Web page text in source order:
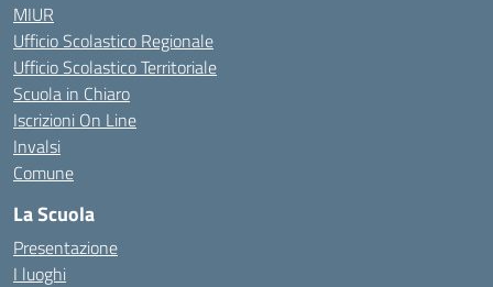
MIUR
Ufficio Scolastico Regionale
Ufficio Scolastico Territoriale
Scuola in Chiaro
Iscrizioni On Line
Invalsi
Comune
La Scuola
Presentazione
I luoghi